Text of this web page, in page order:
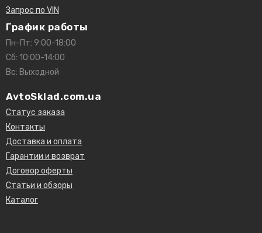
Запрос по VIN
График работы
Пн-Пт: 9:00-18:00
Сб: 10:00-14:00
Вс: Выходной
AvtoSklad.com.ua
Статус заказа
Контакты
Доставка и оплата
Гарантии и возврат
Договор оферты
Статьи и обзоры
Каталог